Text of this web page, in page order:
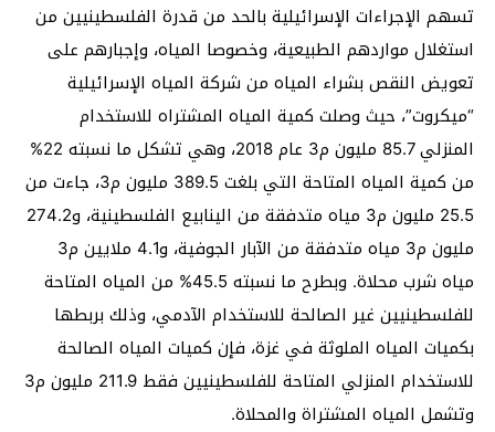
تسهم الإجراءات الإسرائيلية بالحد من قدرة الفلسطينيين من
استغلال مواردهم الطبيعية، وخصوصا المياه، وإجبارهم على
تعويض النقص بشراء المياه من شركة المياه الإسرائيلية
“ميكروت”، حيث وصلت كمية المياه المشتراه للاستخدام
المنزلي 85.7 مليون م3 عام 2018، وهي تشكل ما نسبته 22%
من كمية المياه المتاحة التي بلغت 389.5 مليون م3، جاءت من
25.5 مليون م3 مياه متدفقة من الينابيع الفلسطينية، و274.2
مليون م3 مياه متدفقة من الآبار الجوفية، و4.1 ملايين م3
مياه شرب محلاة. وبطرح ما نسبته 45.5% من المياه المتاحة
للفلسطينيين غير الصالحة للاستخدام الآدمي، وذلك بربطها
بكميات المياه الملوثة في غزة، فإن كميات المياه الصالحة
للاستخدام المنزلي المتاحة للفلسطينيين فقط 211.9 مليون م3
وتشمل المياه المشتراة والمحلاة.